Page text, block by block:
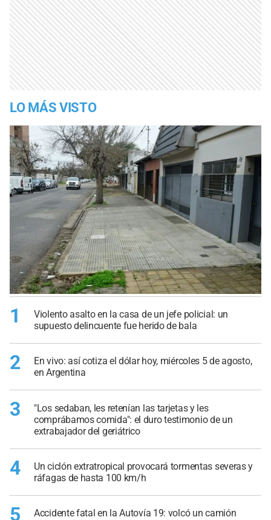
LO MÁS VISTO
1
Violento asalto en la casa de un jefe policial: un
supuesto delincuente fue herido de bala
2
En vivo: así cotiza el dólar hoy, miércoles 5 de agosto,
en Argentina
3
"Los sedaban, les retenían las tarjetas y les
comprábamos comida": el duro testimonio de un
extrabajador del geriátrico
4
Un ciclón extratropical provocará tormentas severas y
ráfagas de hasta 100 km/h
5
Accidente fatal en la Autovía 19: volcó un camión